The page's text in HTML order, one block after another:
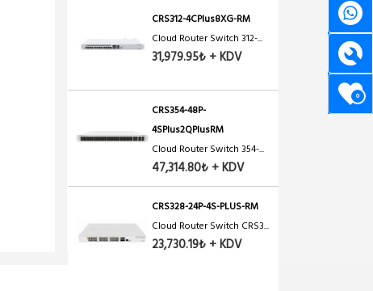
0
CRS312-4CPlus8XG-RM
Cloud Router Switch 312-...
31,979.95₺ + KDV
CRS354-48P-
4SPlus2QPlusRM
Cloud Router Switch 354-...
47,314.80₺ + KDV
CRS328-24P-4S-PLUS-RM
Cloud Router Switch CRS3...
23,730.19₺ + KDV